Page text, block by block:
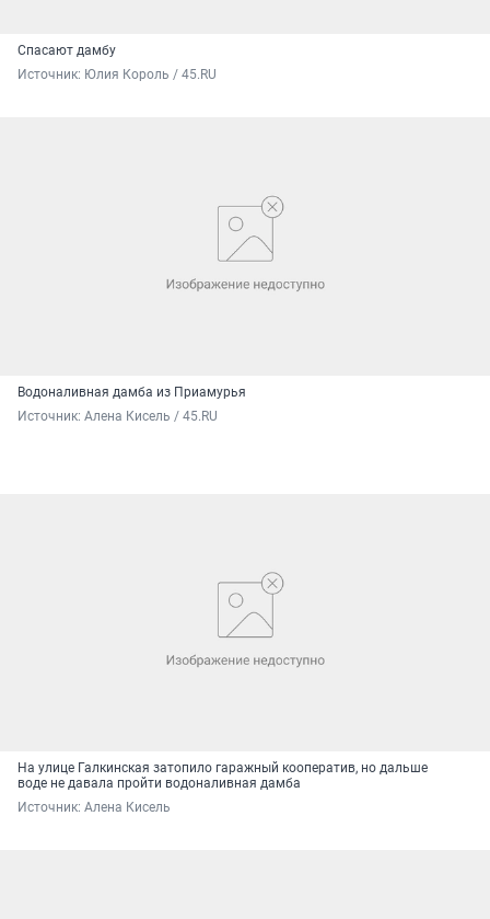
Спасают дамбу
Источник: Юлия Король / 45.RU
Водоналивная дамба из Приамурья
Источник: Алена Кисель / 45.RU
На улице Галкинская затопило гаражный кооператив, но дальше
воде не давала пройти водоналивная дамба
Источник: Алена Кисель